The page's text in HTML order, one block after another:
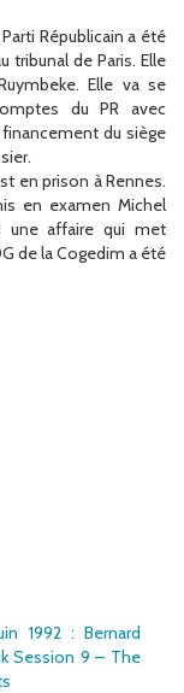
Républicain a été
tribunal de Paris. Elle
Elle va se
du PR avec
du siège
en prison à Rennes.
en examen Michel
une affaire qui met
de la Cogedim a été
1992 : Bernard
Session 9 – The